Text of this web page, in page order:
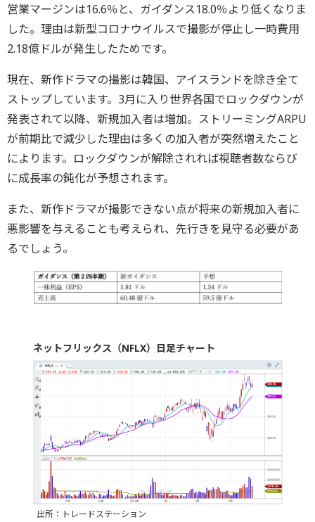
営業マージンは16.6％と、ガイダンス18.0％より低くなりま
した。理由は新型コロナウイルスで撮影が停止し一時費用
2.18億ドルが発生したためです。
現在、新作ドラマの撮影は韓国、アイスランドを除き全て
ストップしています。3月に入り世界各国でロックダウンが
発表されて以降、新規加入者は増加。ストリーミングARPU
が前期比で減少した理由は多くの加入者が突然増えたこと
によります。ロックダウンが解除されれば視聴者数ならび
に成長率の鈍化が予想されます。
また、新作ドラマが撮影できない点が将来の新規加入者に
悪影響を与えることも考えられ、先行きを見守る必要があ
るでしょう。
ネットフリックス（NFLX）日足チャート
出所：トレードステーション